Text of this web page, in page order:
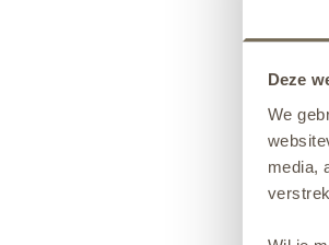
Deze
We
media,